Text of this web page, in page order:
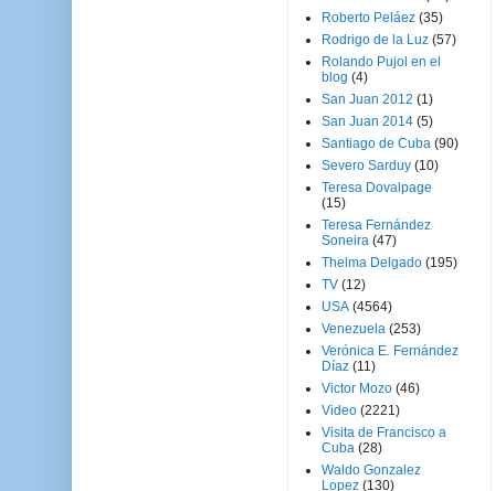
Roberto Peláez (35)
Rodrigo de la Luz (57)
Rolando Pujol en el
blog (4)
San Juan 2012 (1)
San Juan 2014 (5)
Santiago de Cuba (90)
Severo Sarduy (10)
Teresa Dovalpage
(15)
Teresa Fernández
Soneira (47)
Thelma Delgado (195)
TV (12)
USA (4564)
Venezuela (253)
Verónica E. Fernández
Díaz (11)
Victor Mozo (46)
Video (2221)
Visita de Francisco a
Cuba (28)
Waldo Gonzalez
Lopez (130)